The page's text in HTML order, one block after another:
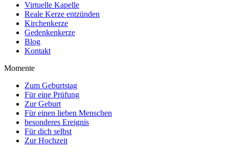
Virtuelle Kapelle
Reale Kerze entzünden
Kirchenkerze
Gedenkenkerze
Blog
Kontakt
Momente
Zum Geburtstag
Für eine Prüfung
Zur Geburt
Für einen lieben Menschen
besonderes Ereignis
Für dich selbst
Zur Hochzeit